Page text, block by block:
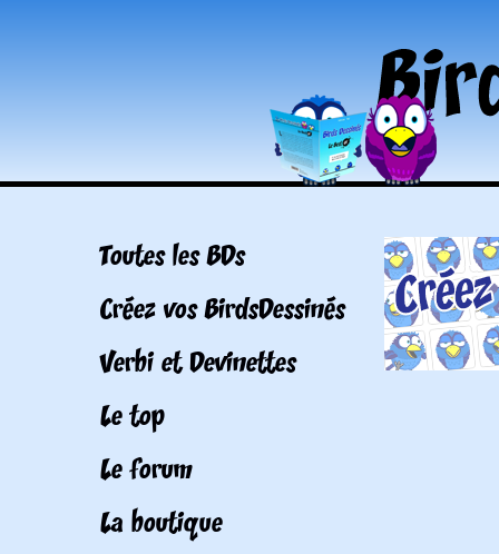
Toutes les BDs
Créez vos BirdsDessinés
Verbi et Devinettes
Le top
Le forum
La boutique